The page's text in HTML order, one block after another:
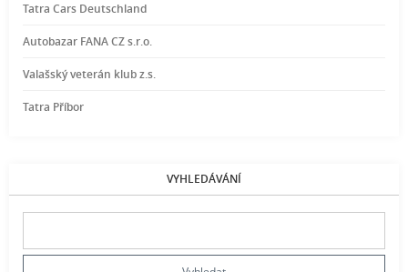
Tatra Cars Deutschland
Autobazar FANA CZ s.r.o.
Valašský veterán klub z.s.
Tatra Příbor
VYHLEDÁVÁNÍ